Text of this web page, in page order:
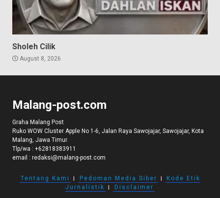
Sholeh Cilik
August 8, 2026
Malang-post.com
Graha Malang Post
Ruko WOW Cluster Apple No 1-6, Jalan Raya Sawojajar, Sawojajar, Kota
Malang, Jawa Timur.
Tlp/wa : +62818383911
email : redaksi@malang-post.com
Tentang Kami I Pedoman Media Siber I
Kode Etik
Jurnalistik
I Disclaimer